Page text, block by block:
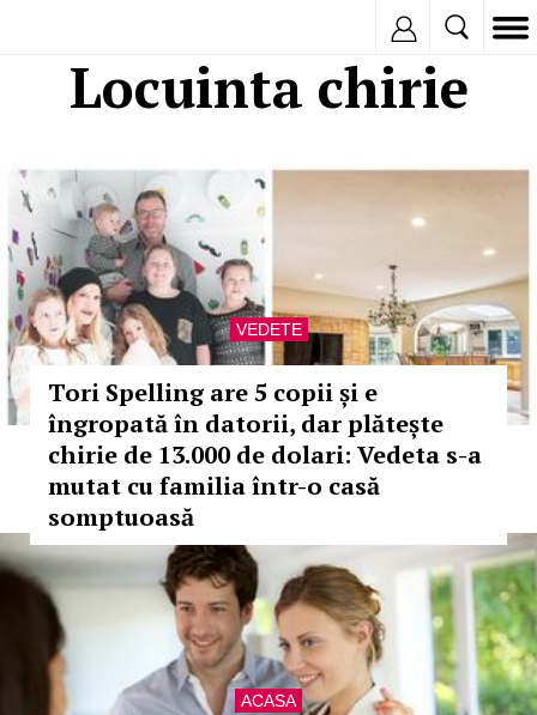
Locuinta chirie
VEDETE
Tori Spelling are 5 copii și e
îngropată în datorii, dar plătește
chirie de 13.000 de dolari: Vedeta s-a
mutat cu familia într-o casă
somptuoasă
ACASA